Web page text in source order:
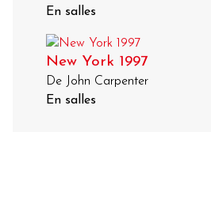
En salles
New York 1997
De John Carpenter
En salles